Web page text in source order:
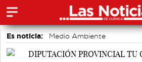
Es noticia:
Medio Ambiente
Actividades culturales en Cuenca